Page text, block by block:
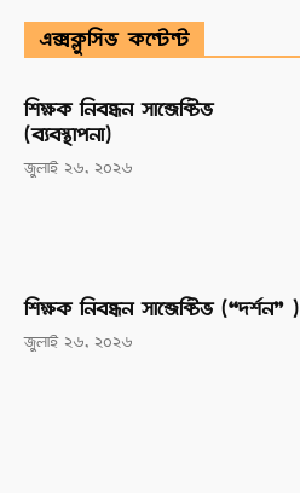
এক্সক্লুসিভ কন্টেন্ট
শিক্ষক নিবন্ধন সাব্জেক্টিভ
(ব্যবস্থাপনা)
জুলাই ২৬, ২০২৬
শিক্ষক নিবন্ধন সাব্জেক্টিভ (“দর্শন” )
জুলাই ২৬, ২০২৬